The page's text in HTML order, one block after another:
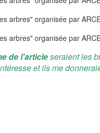
de l'articleseraient les
et ils me